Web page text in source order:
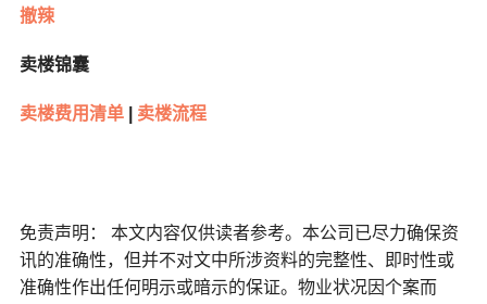
撤辣
卖楼锦囊
卖楼费用清单| 卖楼流程
免责声明： 本文内容仅供读者参考。本公司已尽力确保资
讯的准确性，但并不对文中所涉资料的完整性、即时性或
准确性作出任何明示或暗示的保证。物业状况因个案而